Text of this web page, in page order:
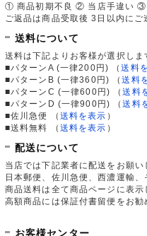
① 商品初期不良 ② 当店手違い ③
ご返品は商品受取後 3日以内にご
送料について
送料は下記よりお客様が選択しま
■パターンA (一律200円)
（送料
■パターンB (一律360円)
（送料
■パターンC (一律600円)
（送料
■パターンD (一律900円)
（送料
■佐川急便
（ 送料を表示 ）
■送料無料
（ 送料を表示 ）
配送について
当店では下記業者に配送をお願い
日本郵便、佐川急便、西濃運輸
商品送料は全て商品ページに表示
高額商品には保証付書留便をお勧
お客様センター